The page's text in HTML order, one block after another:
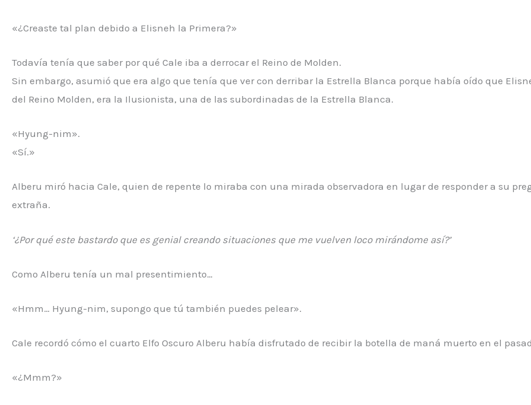
«¿Creaste tal plan debido a Elisneh la Primera?»
Todavía tenía que saber por qué Cale iba a derrocar el Reino de Molden.
Sin embargo, asumió que era algo que tenía que ver con derribar la Estrella Blanca porque había oído que
del Reino Molden, era la Ilusionista, una de las subordinadas de la Estrella Blanca.
«Hyung-nim».
«Sí.»
Alberu miró hacia Cale, quien de repente lo miraba con una mirada observadora en lugar de responder a su
extraña.
‘¿Por qué este bastardo que es genial creando situaciones que me vuelven loco mirándome así?’
Como Alberu tenía un mal presentimiento…
«Hmm… Hyung-nim, supongo que tú también puedes pelear».
Cale recordó cómo el cuarto Elfo Oscuro Alberu había disfrutado de recibir la botella de maná muerto en el
«¿Mmm?»